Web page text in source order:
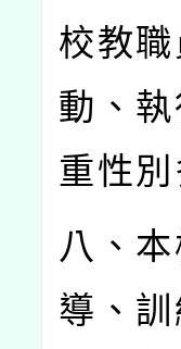
校教
動、
重性
八、
導、